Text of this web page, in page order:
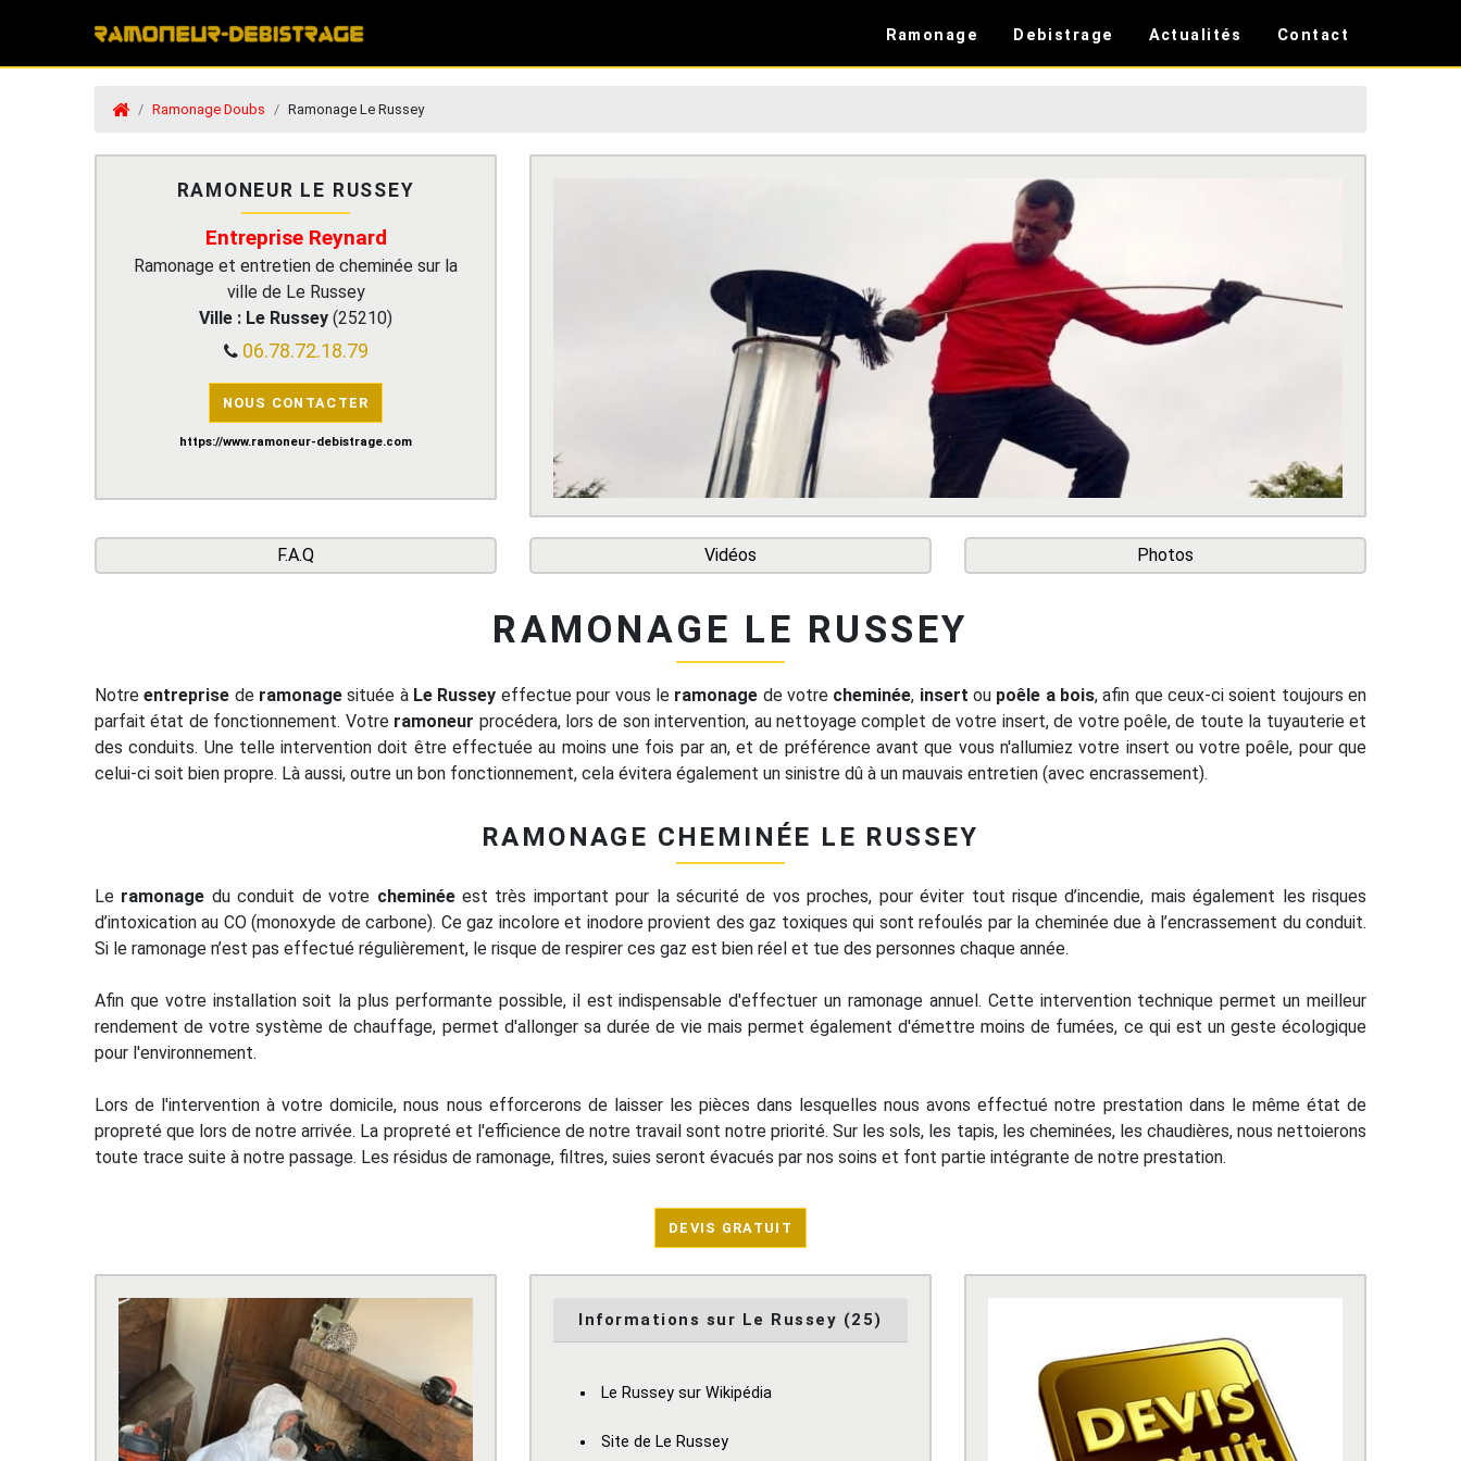
Ramonage Debistrage Actualités Contact
Ramonage Doubs Ramonage Le Russey
RAMONEUR LE RUSSEY
Entreprise Reynard
Ramonage et entretien de cheminée sur la
ville de Le Russey
Ville : Le Russey (25210)
06.78.72.18.79
NOUS CONTACTER
https://www.ramoneur-debistrage.com
F.A.Q Vidéos Photos
RAMONAGE LE RUSSEY
Notreentreprise de ramonage située à Le Russey effectue pour vous le ramonage de votre cheminée, insert ou poêle a bois, afin que ceux-ci soient toujours en
parfait état de fonctionnement. Votre ramoneur procédera, lors de son intervention, au nettoyage complet de votre insert, de votre poêle, de toute la tuyauterie et
des conduits. Une telle intervention doit être effectuée au moins une fois par an, et de préférence avant que vous n'allumiez votre insert ou votre poêle, pour que
celui-ci soit bien propre. Là aussi, outre un bon fonctionnement, cela évitera également un sinistre dû à un mauvais entretien (avec encrassement).
RAMONAGE CHEMINÉE LE RUSSEY
Le ramonage du conduit de votre cheminéeest très important pour la sécurité de vos proches, pour éviter tout risque d’incendie, mais également les risques
d’intoxication au CO (monoxyde de carbone). Ce gaz incolore et inodore provient des gaz toxiques qui sont refoulés par la cheminée due à l’encrassement du conduit.
Si le ramonage n’est pas effectué régulièrement, le risque de respirer ces gaz est bien réel et tue des personnes chaque année.
Afin que votre installation soit la plus performante possible, il est indispensable d'effectuer un ramonage annuel. Cette intervention technique permet un meilleur
rendement de votre système de chauffage, permet d'allonger sa durée de vie mais permet également d'émettre moins de fumées, ce qui est un geste écologique
pour l'environnement.
Lors de l'intervention à votre domicile, nous nous efforcerons de laisser les pièces dans lesquelles nous avons effectué notre prestation dans le même état de
propreté que lors de notre arrivée. La propreté et l'efficience de notre travail sont notre priorité. Sur les sols, les tapis, les cheminées, les chaudières, nous nettoierons
toute trace suite à notre passage. Les résidus de ramonage, filtres, suies seront évacués par nos soins et font partie intégrante de notre prestation.
DEVIS GRATUIT
Informations sur Le Russey (25)
Le Russey sur Wikipédia
Site de Le Russey